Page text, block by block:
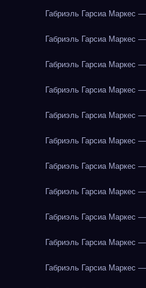
Габриэль Гарсиа Маркес
Габриэль Гарсиа Маркес
Габриэль Гарсиа Маркес
Габриэль Гарсиа Маркес
Габриэль Гарсиа Маркес
Габриэль Гарсиа Маркес
Габриэль Гарсиа Маркес
Габриэль Гарсиа Маркес
Габриэль Гарсиа Маркес
Габриэль Гарсиа Маркес
Габриэль Гарсиа Маркес